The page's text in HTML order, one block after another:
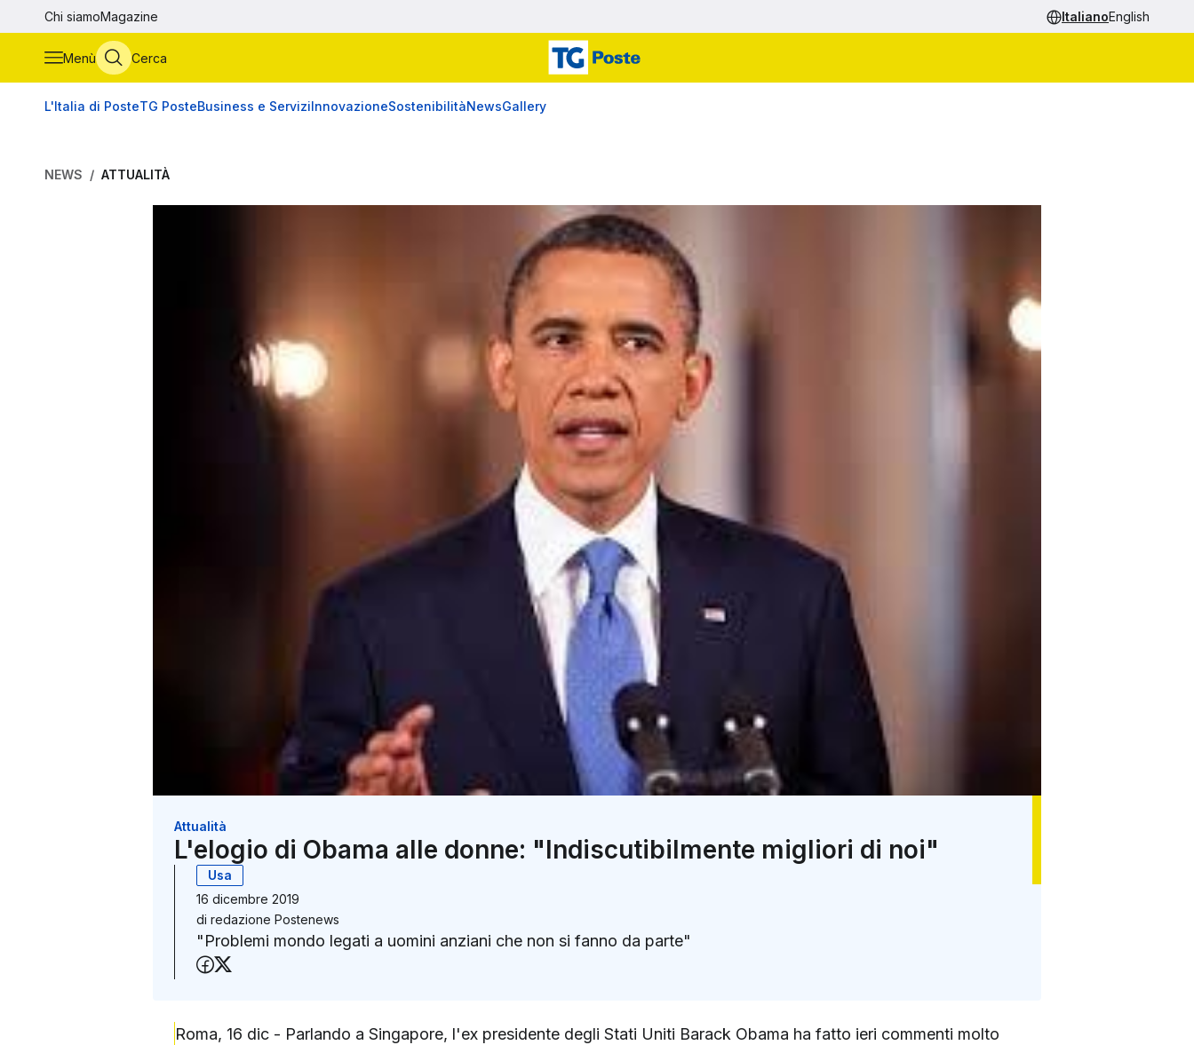
Vai al contenuto principale
Chi siamoMagazine ItalianoEnglish
Menù Cerca
L'Italia di PosteTG PosteBusiness e ServiziInnovazioneSostenibilitàNewsGallery
NEWS ATTUALITÀ
Attualità
L'elogio di Obama alle donne: "Indiscutibilmente migliori di noi"
Usa
16 dicembre 2019
di redazione Postenews
"Problemi mondo legati a uomini anziani che non si fanno da parte"
Condividi su Facebook
Roma, 16 dic - Parlando a Singapore, l'ex presidente degli Stati Uniti Barack Obama ha fatto ieri commenti molto